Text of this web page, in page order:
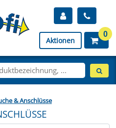
Aktionen
0
& Anschlüsse